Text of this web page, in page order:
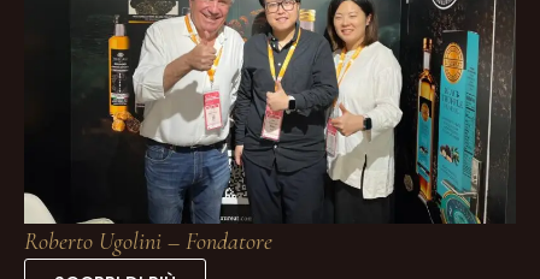
Roberto Ugolini – Fondatore